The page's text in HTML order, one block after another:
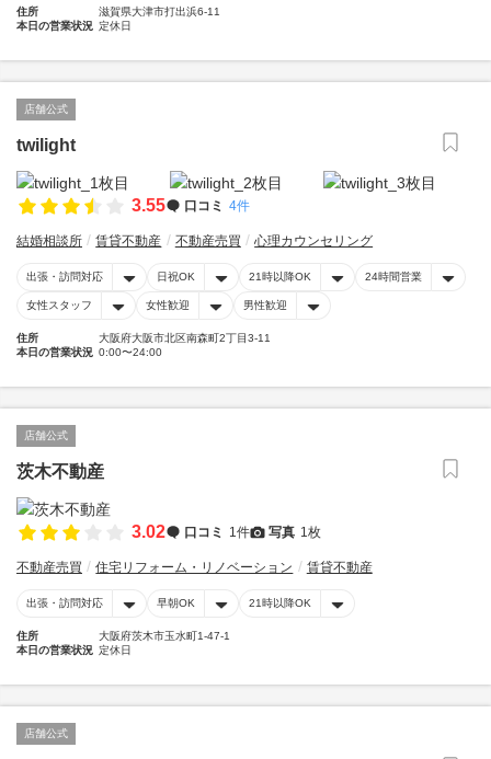
住所
滋賀県大津市打出浜6-11
本日の営業状況 定休日
店舗公式
twilight
3.55 口コミ 4件
結婚相談所 賃貸不動産 不動産売買 心理カウンセリング
出張・訪問対応 日祝OK 21時以降OK 24時間営業
女性スタッフ 女性歓迎 男性歓迎
住所
大阪府大阪市北区南森町2丁目3-11
本日の営業状況 0:00〜24:00
店舗公式
茨木不動産
3.02 口コミ 1件 写真 1枚
不動産売買 住宅リフォーム・リノベーション 賃貸不動産
出張・訪問対応 早朝OK 21時以降OK
住所
大阪府茨木市玉水町1-47-1
本日の営業状況 定休日
店舗公式